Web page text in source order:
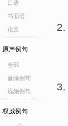
口语
书面语
论文
原声例句
全部
音频例句
视频例句
权威例句